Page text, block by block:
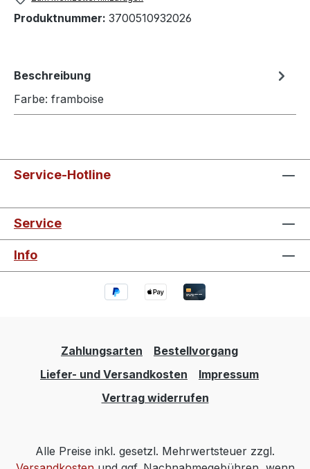
Produktnummer: 3700510932026
Beschreibung
Farbe: framboise
Service-Hotline
Service
Info
Zahlungsarten
Bestellvorgang
Liefer- und Versandkosten
Impressum
Vertrag widerrufen
Alle Preise inkl. gesetzl. Mehrwertsteuer zzgl.